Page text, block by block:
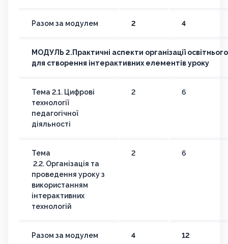
Разом за модулем 2 4
МОДУЛЬ 2.Практичні аспекти організації
для створення інтерактивних елементів уроку
Тема 2.1. Цифрові
технології
педагогічної
діяльності
2 6
Тема
2.2. Організація та
проведення уроку з
використанням
інтерактивних
технологій
2 6
Разом за модулем 4 12